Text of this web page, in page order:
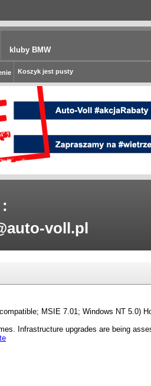
kluby BMW
Koszyk jest pusty
voll.pl